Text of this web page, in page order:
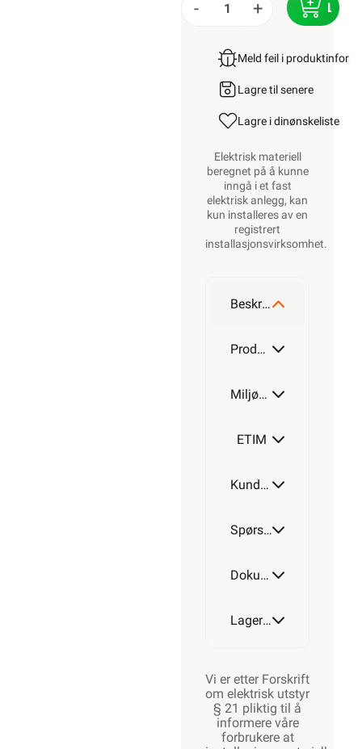
- +
Meld feil i
Lagre til senere
Lagre i dinønskeliste
Elektrisk materiell
beregnet på å kunne
inngå i et fast
elektrisk anlegg, kan
kun installeres av en
registrert
installasjonsvirksomhet.
Beskrivelse
Produktdetaljer
Miljøparametere
ETIM
Kundeomtale
Spørsmål og svar
Dokumentasjon
Lagerstatus
Vi er etter Forskrift
om elektrisk utstyr
§ 21 pliktig til å
informere våre
forbrukere at